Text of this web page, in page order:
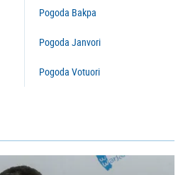
Pogoda Bakpa
Pogoda Janvori
Pogoda Votuori